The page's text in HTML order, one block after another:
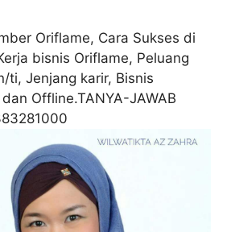
Oriflame, Cara Sukses di
bisnis Oriflame, Peluang
ti, Jenjang karir, Bisnis
Offline.TANYA-JAWAB